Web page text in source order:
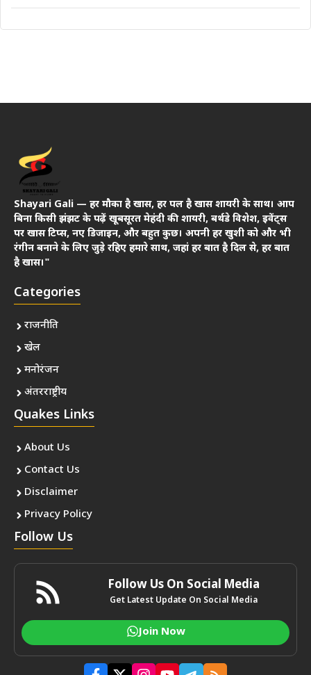
Shayari Gali — हर मौका है खास, हर पल है खास शायरी के साथ। आप
बिना किसी झंझट के पढ़ें खूबसूरत मेहंदी की शायरी, बर्थडे विशेश, इवेंट्स
पर खास टिप्स, नए डिजाइन, और बहुत कुछ। अपनी हर खुशी को और भी
रंगीन बनाने के लिए जुड़े रहिए हमारे साथ, जहां हर बात है दिल से, हर बात
है खास।"
Categories
राजनीति
खेल
मनोरंजन
अंतरराष्ट्रीय
Quakes Links
About Us
Contact Us
Disclaimer
Privacy Policy
Follow Us
Follow Us On Social Media
Get Latest Update On Social Media
Join Now